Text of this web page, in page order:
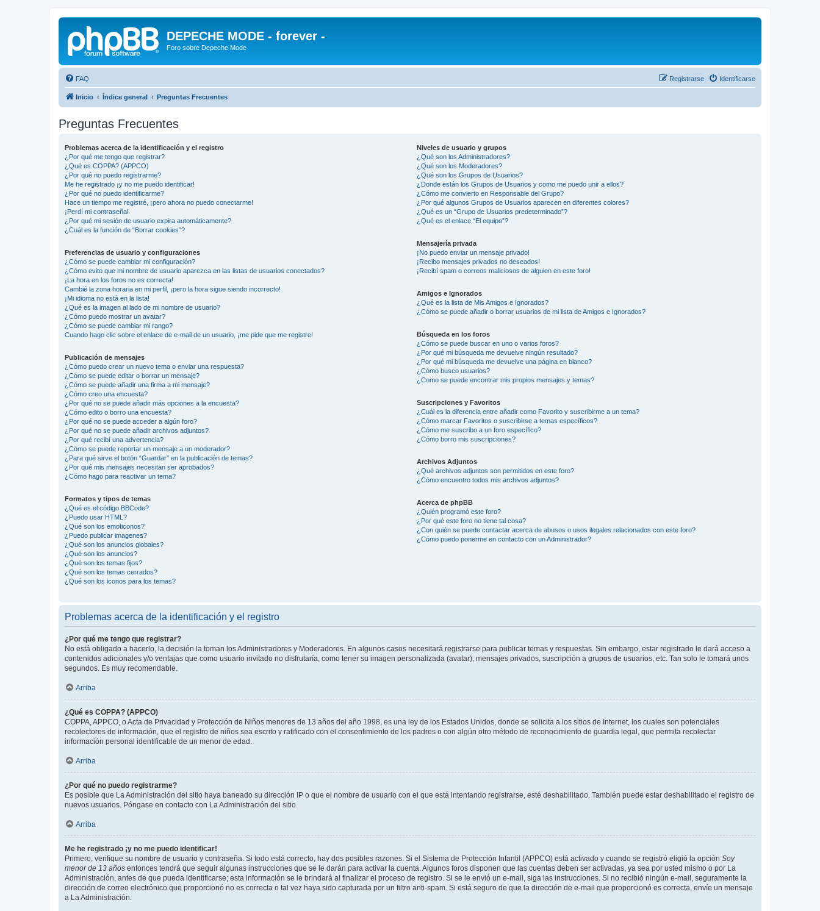
DEPECHE MODE - forever -
Foro sobre Depeche Mode
FAQ Identificarse
Registrarse
Inicio Índice general Preguntas Frecuentes
Preguntas Frecuentes
Problemas acerca de la identificación y el registro
¿Por qué me tengo que registrar?
¿Qué es COPPA? (APPCO)
¿Por qué no puedo registrarme?
Me he registrado ¡y no me puedo identificar!
¿Por qué no puedo identificarme?
Hace un tiempo me registré, ¡pero ahora no puedo conectarme!
¡Perdí mi contraseña!
¿Por qué mi sesión de usuario expira automáticamente?
¿Cuál es la función de “Borrar cookies”?
Preferencias de usuario y configuraciones
¿Cómo se puede cambiar mi configuración?
¿Cómo evito que mi nombre de usuario aparezca en las listas de usuarios conectados?
¡La hora en los foros no es correcta!
Cambié la zona horaria en mi perfil, ¡pero la hora sigue siendo incorrecto!
¡Mi idioma no está en la lista!
¿Qué es la imagen al lado de mi nombre de usuario?
¿Cómo puedo mostrar un avatar?
¿Cómo se puede cambiar mi rango?
Cuando hago clic sobre el enlace de e-mail de un usuario, ¡me pide que me registre!
Publicación de mensajes
¿Cómo puedo crear un nuevo tema o enviar una respuesta?
¿Cómo se puede editar o borrar un mensaje?
¿Cómo se puede añadir una firma a mi mensaje?
¿Cómo creo una encuesta?
¿Por qué no se puede añadir más opciones a la encuesta?
¿Cómo edito o borro una encuesta?
¿Por qué no se puede acceder a algún foro?
¿Por qué no se puede añadir archivos adjuntos?
¿Por qué recibí una advertencia?
¿Cómo se puede reportar un mensaje a un moderador?
¿Para qué sirve el botón “Guardar” en la publicación de temas?
¿Por qué mis mensajes necesitan ser aprobados?
¿Cómo hago para reactivar un tema?
Formatos y tipos de temas
¿Qué es el código BBCode?
¿Puedo usar HTML?
¿Qué son los emoticonos?
¿Puedo publicar imagenes?
¿Qué son los anuncios globales?
¿Qué son los anuncios?
¿Qué son los temas fijos?
¿Qué son los temas cerrados?
¿Qué son los iconos para los temas?
Niveles de usuario y grupos
¿Qué son los Administradores?
¿Qué son los Moderadores?
¿Qué son los Grupos de Usuarios?
¿Donde están los Grupos de Usuarios y como me puedo unir a ellos?
¿Cómo me convierto en Responsable del Grupo?
¿Por qué algunos Grupos de Usuarios aparecen en diferentes colores?
¿Qué es un “Grupo de Usuarios predeterminado”?
¿Qué es el enlace “El equipo”?
Mensajería privada
¡No puedo enviar un mensaje privado!
¡Recibo mensajes privados no deseados!
¡Recibí spam o correos maliciosos de alguien en este foro!
Amigos e Ignorados
¿Qué es la lista de Mis Amigos e Ignorados?
¿Cómo se puede añadir o borrar usuarios de mi lista de Amigos e Ignorados?
Búsqueda en los foros
¿Cómo se puede buscar en uno o varios foros?
¿Por qué mi búsqueda me devuelve ningún resultado?
¿Por qué mi búsqueda me devuelve una página en blanco?
¿Cómo busco usuarios?
¿Como se puede encontrar mis propios mensajes y temas?
Suscripciones y Favoritos
¿Cuál es la diferencia entre añadir como Favorito y suscribirme a un tema?
¿Cómo marcar Favoritos o suscribirse a temas específicos?
¿Cómo me suscribo a un foro específico?
¿Cómo borro mis suscripciones?
Archivos Adjuntos
¿Qué archivos adjuntos son permitidos en este foro?
¿Cómo encuentro todos mis archivos adjuntos?
Acerca de phpBB
¿Quién programó este foro?
¿Por qué este foro no tiene tal cosa?
¿Con quién se puede contactar acerca de abusos o usos ilegales relacionados con este foro?
¿Cómo puedo ponerme en contacto con un Administrador?
Problemas acerca de la identificación y el registro
¿Por qué me tengo que registrar?
No está obligado a hacerlo, la decisión la toman los Administradores y Moderadores. En algunos casos necesitará registrarse para publicar temas y respuestas. Sin embargo, estar registrado le dará acceso a
contenidos adicionales y/o ventajas que como usuario invitado no disfrutaría, como tener su imagen personalizada (avatar), mensajes privados, suscripción a grupos de usuarios, etc. Tan solo le tomará unos
segundos. Es muy recomendable.
Arriba
¿Qué es COPPA? (APPCO)
COPPA, APPCO, o Acta de Privacidad y Protección de Niños menores de 13 años del año 1998, es una ley de los Estados Unidos, donde se solicita a los sitios de Internet, los cuales son potenciales
recolectores de información, que el registro de niños sea escrito y ratificado con el consentimiento de los padres o con algún otro método de reconocimiento de guardia legal, que permita recolectar
información personal identificable de un menor de edad.
Arriba
¿Por qué no puedo registrarme?
Es posible que La Administración del sitio haya baneado su dirección IP o que el nombre de usuario con el que está intentando registrarse, esté deshabilitado. También puede estar deshabilitado el registro de
nuevos usuarios. Póngase en contacto con La Administración del sitio.
Arriba
Me he registrado ¡y no me puedo identificar!
Primero, verifique su nombre de usuario y contraseña. Si todo está correcto, hay dos posibles razones. Si el Sistema de Protección Infantil (APPCO) está activado y cuando se registró eligió la opción Soy
menor de 13 años entonces tendrá que seguir algunas instrucciones que se le darán para activar la cuenta. Algunos foros disponen que las cuentas deben ser activadas, ya sea por usted mismo o por La
Administración, antes de que pueda identificarse; esta información se le brindará al finalizar el proceso de registro. Si se le envió un e-mail, siga las instrucciones. Si no recibió ningún e-mail, seguramente la
dirección de correo electrónico que proporcionó no es correcta o tal vez haya sido capturada por un filtro anti-spam. Si está seguro de que la dirección de e-mail que proporcionó es correcta, envíe un mensaje
a La Administración.